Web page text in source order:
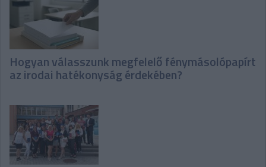
Hogyan válasszunk megfelelő fénymásolópapírt
az irodai hatékonyság érdekében?